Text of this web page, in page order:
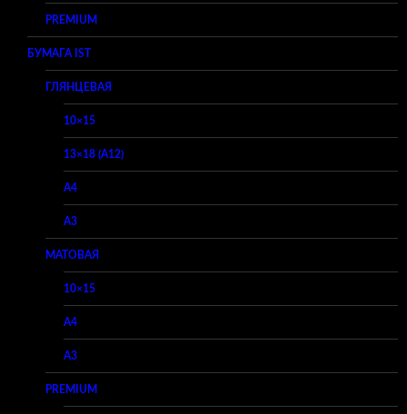
PREMIUM
БУМАГА IST
ГЛЯНЦЕВАЯ
10×15
13×18 (A12)
A4
A3
МАТОВАЯ
10×15
A4
A3
PREMIUM